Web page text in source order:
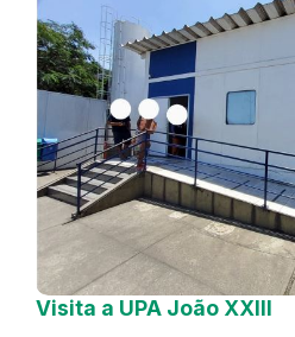
Visita a UPA João XXIII